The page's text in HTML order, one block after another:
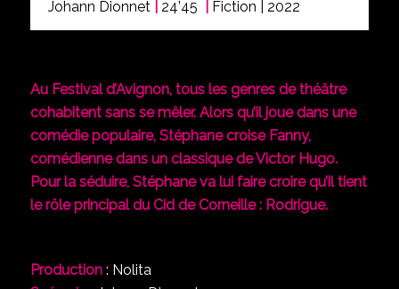
Johann Dionnet 24’45 Fiction | 2022
Au Festival d’Avignon, tous les genres de théâtre
cohabitent sans se mêler. Alors qu’il joue dans une
comédie populaire, Stéphane croise Fanny,
comédienne dans un classique de Victor Hugo.
Pour la séduire, Stéphane va lui faire croire qu’il tient
le rôle principal du Cid de Corneille : Rodrigue.
Production: Nolita